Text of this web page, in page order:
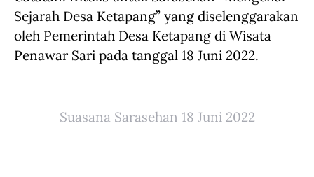
Sejarah Desa Ketapang” yang diselenggarakan
oleh Pemerintah Desa Ketapang di Wisata
Penawar Sari pada tanggal 18 Juni 2022.
Suasana Sarasehan 18 Juni 2022